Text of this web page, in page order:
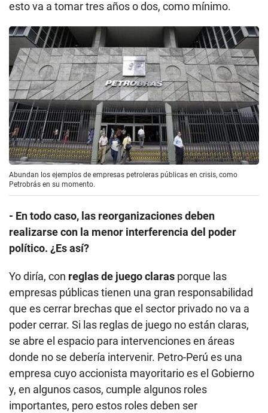
Abundan los ejemplos de empresas petroleras públicas en crisis, como
Petrobrás en su momento.
- En todo caso, las reorganizaciones deben
realizarse con la menor interferencia del poder
político. ¿Es así?
Yo diría, conreglas de juego claras porque las
empresas públicas tienen una gran responsabilidad
que es cerrar brechas que el sector privado no va a
se abre el espacio para intervenciones en áreas
donde no se debería intervenir. Petro-Perú es una
empresa cuyo accionista mayoritario es el Gobierno
y, en algunos casos, cumple algunos roles
importantes, pero estos roles deben ser
transparentes.
- ¿Qué otros casos similares a los de Petro-Perú
hay o ha habido en Latinoamérica?
Hay varios.Petrobras, en su momento, tuvo un
problema importante por la rentabilidad de sus
refinerías. Para ello hizo varios cambios en su